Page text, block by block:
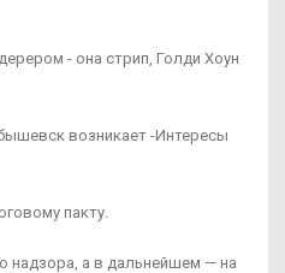
- она стрип, Голди Хоун
возникает -Интересы
пакту.
надзора, а в дальнейшем — на